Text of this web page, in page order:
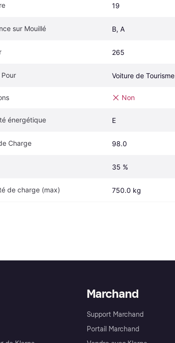
19
sur Mouillé B, A
265
Voiture de Tourisme
Non
énergétique E
Charge 98.0
35 %
de charge (max) 750.0 kg
Marchand
Support Marchand
Portail Marchand